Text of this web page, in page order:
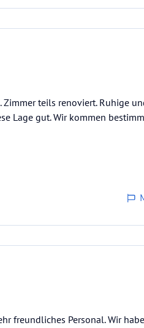
teils renoviert. Ruhige
Lage gut. Wir kommen
freundliches Personal. Wir